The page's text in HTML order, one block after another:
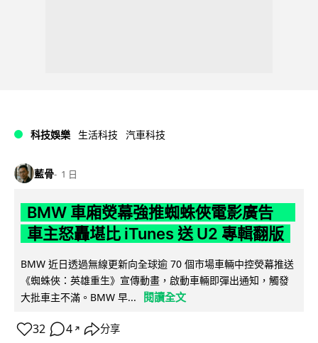
科技娛樂 生活科技 汽車科技
藍骨 1 日
BMW 車廂熒幕強推蜘蛛俠電影廣告
車主怒轟堪比 iTunes 送 U2 專輯翻版
BMW 近日透過無線更新向全球逾 70 個市場車輛中控熒幕推送
《蜘蛛俠：英雄重生》宣傳動畫，啟動車輛即彈出通知，觸發
大批車主不滿。BMW 早...
閱讀全文
32 4 ↗ 分享